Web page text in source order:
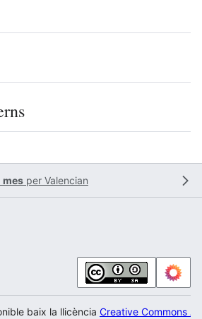
mes per Valencian
baix la llicència Creative Commons